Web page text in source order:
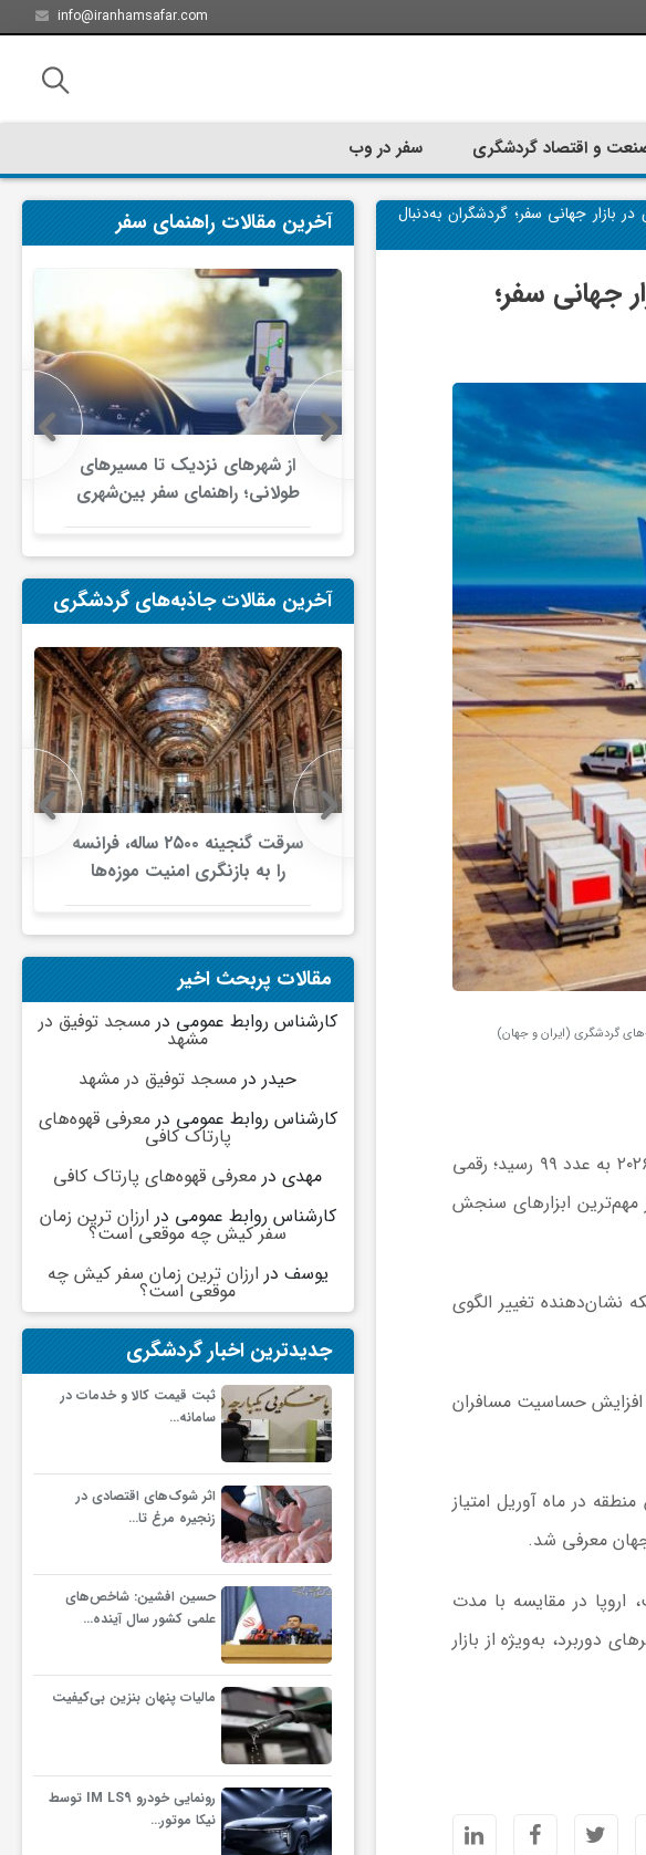
info@iranhamsafar.com
و اقتصاد گردشگری سفر در وب
۲۰۲۶ منفی شد/ چرخش در بازار جهانی سفر؛ گردشگران به‌دنبال
در بازار جهانی سفر؛
گردشگری (ایران و جهان)
به گزارش خبرنگار میراث‌آریا، براساس گزارش «شاخص سلامت سفر اسکیفت»، این شاخص در ماه آوریل ۲۰۲۶ به عدد ۹۹ رسید؛ رقمی
این شاخص که یکی از مهم‌ترین ابزارهای سنجش
نشان‌دهنده تغییر الگوی
افزایش حساسیت مسافران
در ماه آوریل امتیاز
اروپا در مقایسه با مدت
به‌ویژه از بازار
آخرین مقالات راهنمای سفر
ارزان ترین زمان سفر کیش چه
موقعی است؟
از شهرهای نزدیک تا مسیرهای
طولانی؛ راهنمای سفر بین‌شهری
در ایران
آخرین مقالات جاذبه‌های گردشگری
درآمد گردشگری ترکیه در سه‌ماهه
درصدی شمار گردشگران در برابر
افزایش هزینه‌کرد
سرقت گنجینه ۲۵۰۰ ساله، فرانسه
را به بازنگری امنیت موزه‌ها
واداشت/ ارائه طرح ۳۳ ماده‌ای
مقالات پربحث اخیر
کارشناس روابط عمومی درمسجد توفیق در
مشهد
حیدردر مسجد توفیق در مشهد
کارشناس روابط عمومی درمعرفی قهوه‌های
پارتاک کافی
مهدیدر معرفی قهوه‌های پارتاک کافی
کارشناس روابط عمومی در ارزان ترین زمان
سفر کیش چه موقعی است؟
یوسف در ارزان ترین زمان سفر کیش چه
موقعی است؟
جدیدترین اخبار گردشگری
ثبت قیمت کالا و خدمات در
سامانه…
اثر شوک‌های اقتصادی در
زنجیره مرغ تا…
حسین افشین: شاخص‌های
علمی کشور سال آینده…
مالیات پنهان بنزین بی‌کیفیت
رونمایی خودرو IM LS9 توسط
نیکا موتور…